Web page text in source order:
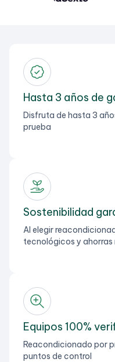
Hasta 3 años de
Disfruta de hasta 3
prueba
Sostenibilidad
Al elegir
tecnológicos y ahorras
Equipos 100%
Reacondicionado por
puntos de control